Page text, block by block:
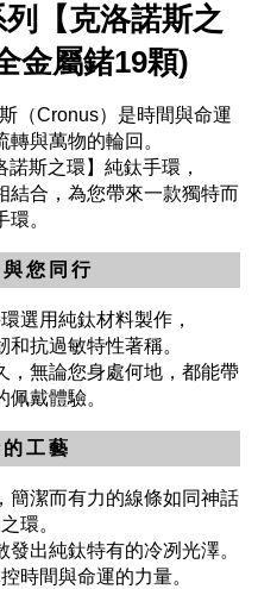
【克洛諾斯之
金屬鍺19顆)
（Cronus）是時間與命運
與萬物的輪回。
斯之環】純鈦手環，
結合，為您帶來一款獨特而
環。
您同行
選用純鈦材料製作，
抗過敏特性著稱。
，無論您身處何地，都能帶
戴體驗。
工藝
簡潔而有力的線條如同神話
環。
出純鈦特有的冷冽光澤。
時間與命運的力量。